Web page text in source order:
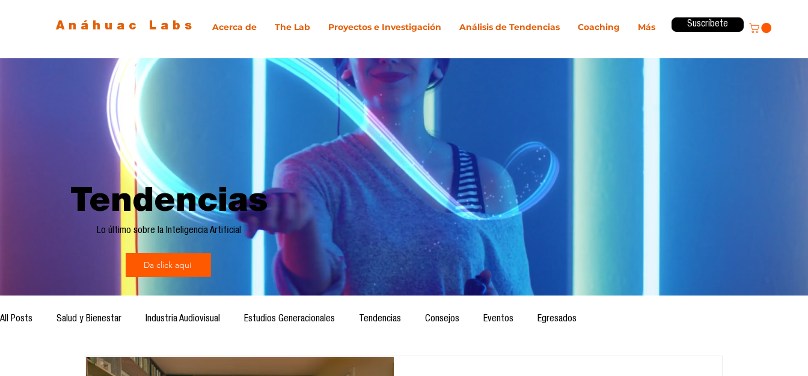
Anáhuac Labs Acerca de The Lab Proyectos e Investigación Análisis de Tendencias Coaching Más Suscríbete
Tendencias
Lo último sobre la Inteligencia Artificial
Da click aquí
All Posts Salud y Bienestar Industria Audiovisual Estudios Generacionales Tendencias Consejos Eventos Egresados
Inteligencia Artificial Cultura Digital